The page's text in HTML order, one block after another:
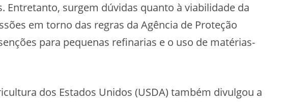
Entretanto, surgem dúvidas quanto à viabilidade da
em torno das regras da Agência de Proteção
para pequenas refinarias e o uso de matérias-
dos Estados Unidos (USDA) também divulgou a